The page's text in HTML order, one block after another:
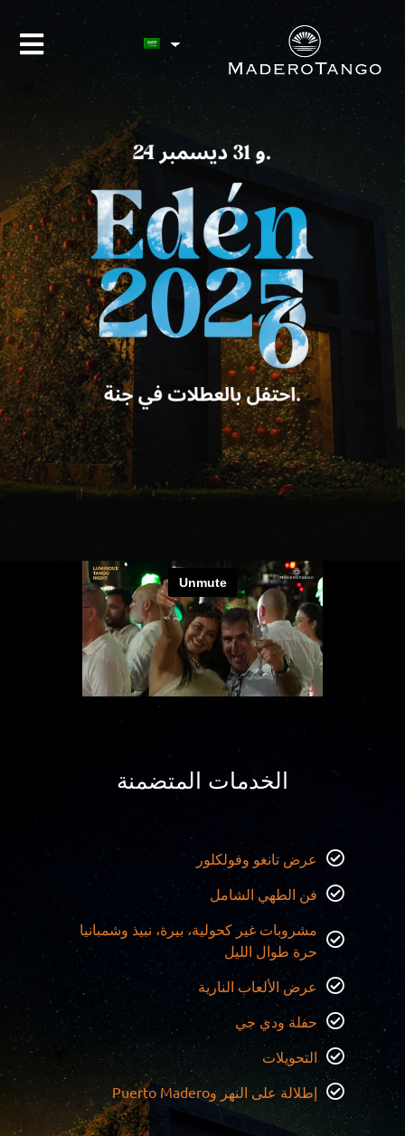
الخدمات المتضمنة
عرض تانغو وفولكلور
فن الطهي الشامل
مشروبات غير كحولية، بيرة، نبيذ وشمبانيا
حرة طوال الليل
عرض الألعاب النارية
حفلة ودي جي
التحويلات
إطلالة على النهر وPuerto Madero